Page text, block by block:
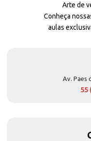
Arte de
Conheça
aulas
Av. Paes
55